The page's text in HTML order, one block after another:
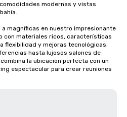
modernas y vistas
a magníficas en nuestro impresionante
con materiales ricos, características
flexibilidad y mejoras tecnológicas.
hasta lujosos salones de
la ubicación perfecta con un
espectacular para crear reuniones